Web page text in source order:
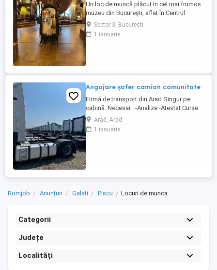
Un loc de muncă plăcut în cel mai frumos
muzeu din București, aflat în Centrul
Istoric. Jobul presupune primirea
vizitatorilor, limba engleză, realizarea unei
prezentări care se învață, vocabular bogat,
Sector 3, Bucuresti
1 ianuarie
Angajare șofer camion comunitate
Firmă de transport din Arad Singur pe
cabină. Necesar : -Analize -Atestat Curse
circuit in 15 zile 3 zile libere 30 zile 7 zile
libere 8 săptămâni 14 zile libere
Austria,Cehia,Germania,Belgia, Franța,
Arad, Arad
1 ianuarie
Romjob Anunțuri Galati Piscu Locuri de munca
Categorii
Județe
Localități